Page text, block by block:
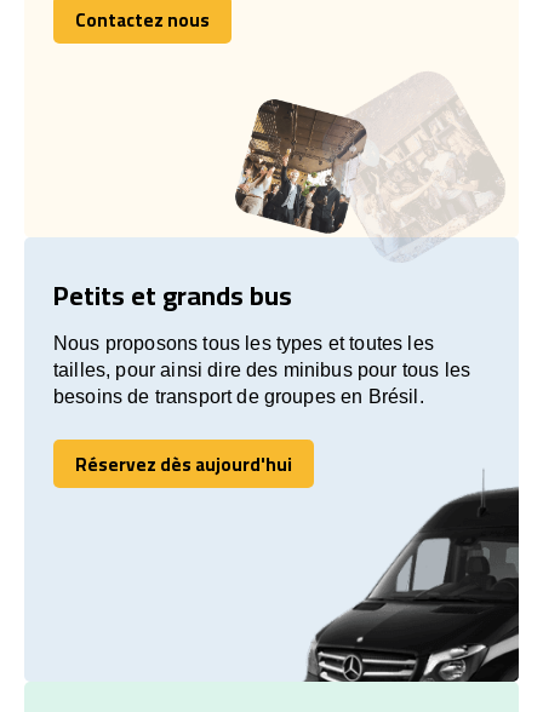
Contactez nous
Contactez nous
Petits et grands bus
Nous proposons tous les types et toutes les
tailles, pour ainsi dire des minibus pour tous les
besoins de transport de groupes en Brésil.
Réservez dès aujourd'hui
Réservez dès aujourd'hui